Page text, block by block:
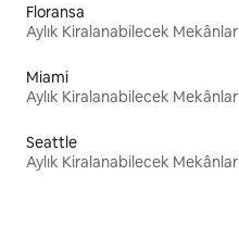
Floransa
Aylık Kiralanabilecek Mekânlar
Miami
Aylık Kiralanabilecek Mekânlar
Seattle
Aylık Kiralanabilecek Mekânlar